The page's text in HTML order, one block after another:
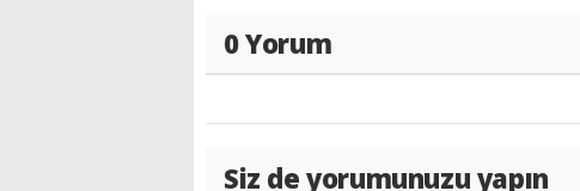
0 Yorum
Siz de yorumunuzu yapın